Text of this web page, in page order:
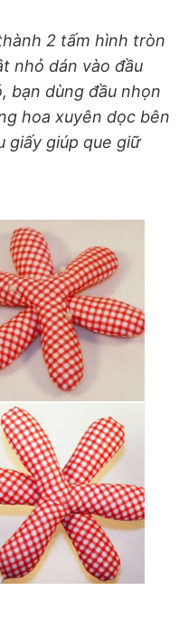
2 tấm hình tròn
nhỏ dán vào đầu
bạn dùng đầu nhọn
hoa xuyên dọc bên
giấy giúp que giữ